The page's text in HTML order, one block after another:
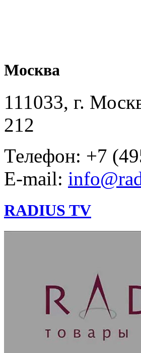
Москва
111033, г.
212
Телефон: +7
E-mail:
RADIUS TV